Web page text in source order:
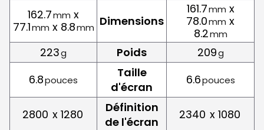
162.7mm x
77.1mm x 8.8mm Dimensions
161.7mm x
78.0mm x
8.2mm
223g Poids 209g
6.8pouces
Taille
d'écran
6.6pouces
2800 x 1280
Définition
de l'écran
2340 x 1080